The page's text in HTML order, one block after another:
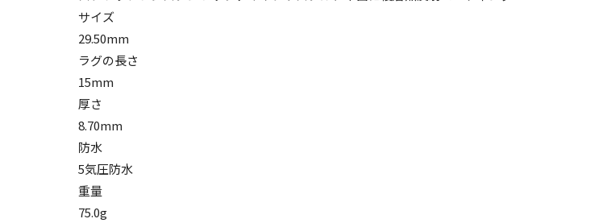
サイズ
29.50mm
ラグの長さ
15mm
厚さ
8.70mm
防水
5気圧防水
重量
75.0g